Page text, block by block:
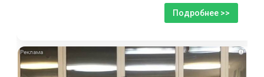
Подробнее >>
i